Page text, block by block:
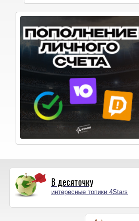
В десяточку
интересные топики 4Stars